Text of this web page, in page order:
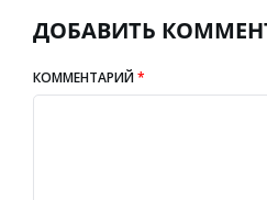
ДОБАВИТЬ
КОММЕНТАРИЙ*